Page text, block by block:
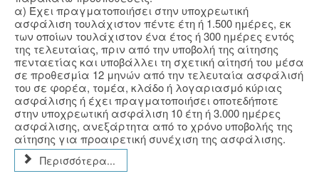
α) Έχει πραγματοποιήσει στην υποχρεωτική
ασφάλιση τουλάχιστον πέντε έτη ή 1.500 ημέρες, εκ
των οποίων τουλάχιστον ένα έτος ή 300 ημέρες εντός
της τελευταίας, πριν από την υποβολή της αίτησης
πενταετίας και υποβάλλει τη σχετική αίτησή του μέσα
σε προθεσμία 12 μηνών από την τελευταία ασφάλισή
του σε φορέα, τομέα, κλάδο ή λογαριασμό κύριας
ασφάλισης ή έχει πραγματοποιήσει οποτεδήποτε
στην υποχρεωτική ασφάλιση 10 έτη ή 3.000 ημέρες
ασφάλισης, ανεξάρτητα από το χρόνο υποβολής της
αίτησης για προαιρετική συνέχιση της ασφάλισης.
Περισσότερα...